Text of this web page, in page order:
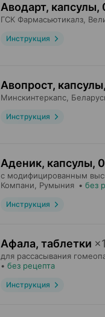
Аводарт, капсулы,
ГСК Фармасьютикалз ,
Инструкция
Авопрост, капсулы,
Минскинтеркапс ,
Инструкция
Аденик, капсулы,
с модифицированным
Компани , Румыния • без
Инструкция
Афала, таблетки ×
для рассасывания
• без рецепта
Инструкция